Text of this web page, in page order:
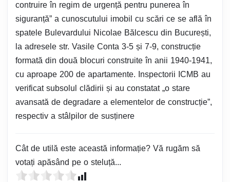
contruire în regim de urgență pentru punerea în
siguranță” a cunoscutului imobil cu scări ce se află în
spatele Bulevardului Nicolae Bălcescu din București,
la adresele str. Vasile Conta 3-5 și 7-9, construcție
formată din două blocuri construite în anii 1940-1941,
cu aproape 200 de apartamente. Inspectorii ICMB au
verificat subsolul clădirii și au constatat „o stare
avansată de degradare a elementelor de construcție”,
respectiv a stâlpilor de susținere
Cât de utilă este această informație? Vă rugăm să
votați apăsând pe o steluță...